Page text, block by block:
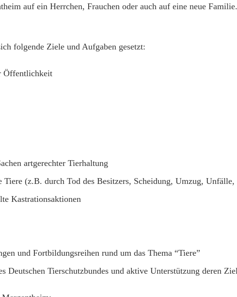
auf ein Herrchen, Frauchen oder auch auf eine neue Familie.
folgende Ziele und Aufgaben gesetzt:
Öffentlichkeit
artgerechter Tierhaltung
(z.B. durch Tod des Besitzers, Scheidung, Umzug, Unfälle,
Kastrationsaktionen
und Fortbildungsreihen rund um das Thema “Tiere”
Deutschen Tierschutzbundes und aktive Unterstützung deren